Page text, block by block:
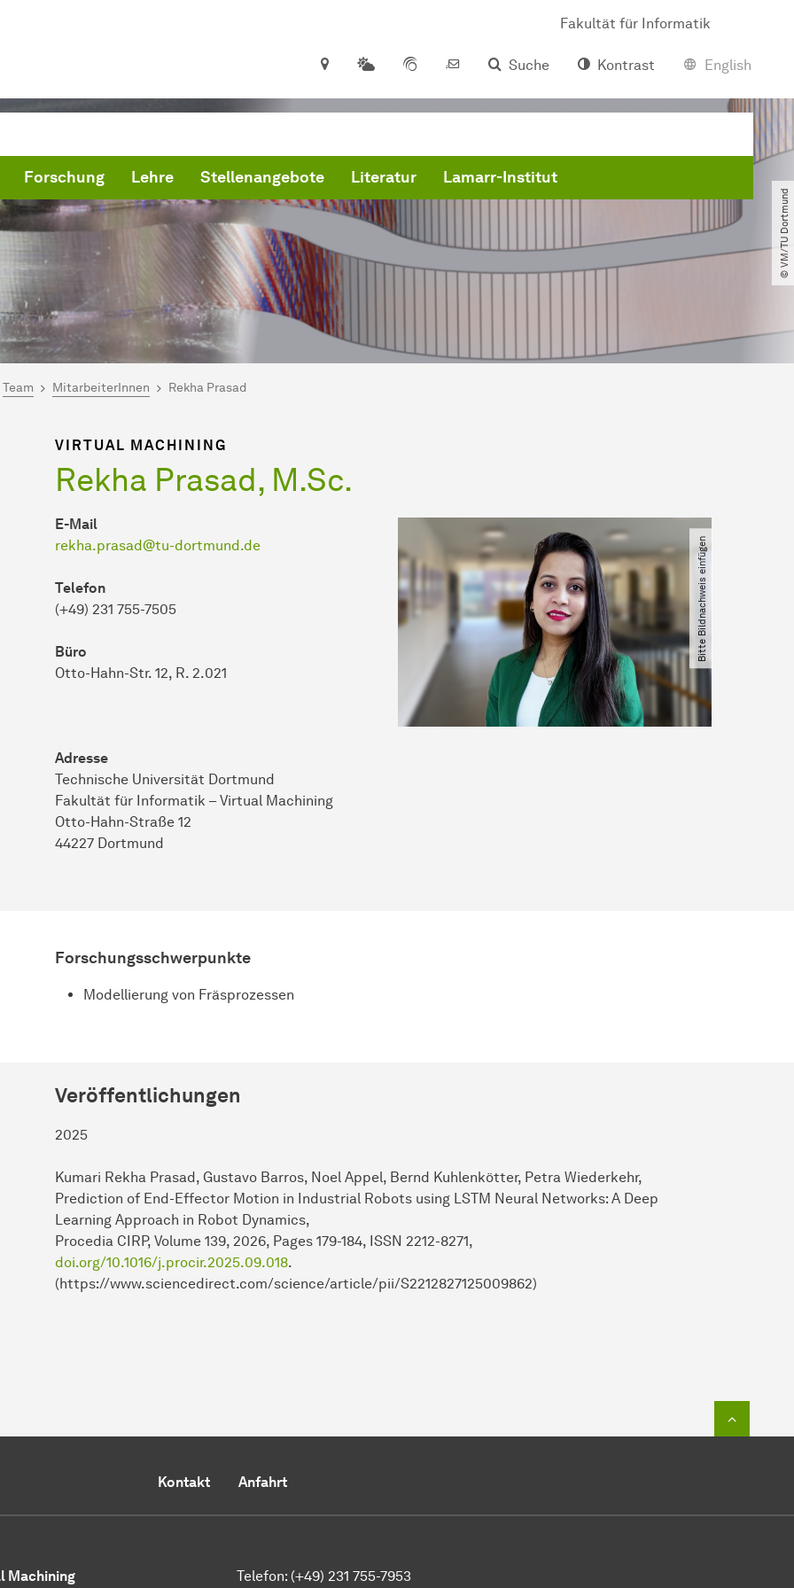
Fakultät für Informatik
Suche
Kontrast English
Forschung Lehre Stellenangebote Literatur Lamarr-Institut
© VM​/​TU Dortmund
hier:
Team MitarbeiterInnen Rekha Prasad
VIRTUAL MACHINING
Rekha Prasad, M.Sc.
E-Mail
rekha.prasad@tu-dortmund.de
Telefon
(+49) 231 755-7505
Büro
Otto-Hahn-Str. 12, R. 2.021
Adresse
Technische Universität Dortmund
Fakultät für Informatik – Virtual Machining
Otto-Hahn-Straße 12
44227 Dortmund
Bitte Bildnachweis einfügen
Forschungsschwerpunkte
Modellierung von Fräsprozessen
Veröffentlichungen
2025
Kumari Rekha Prasad, Gustavo Barros, Noel Appel, Bernd Kuhlenkötter, Petra Wiederkehr,
Prediction of End-Effector Motion in Industrial Robots using LSTM Neural Networks: A Deep
Learning Approach in Robot Dynamics,
Procedia CIRP, Volume 139, 2026, Pages 179-184, ISSN 2212-8271,
doi.org/10.1016/j.procir.2025.09.018.
(https://www.sciencedirect.com/science/article/pii/S2212827125009862)
Kontakt Anfahrt
Machining Telefon: (+49) 231 755-7953